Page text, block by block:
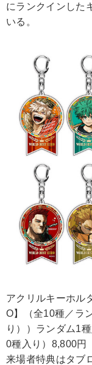
にランクインした
いる。
アクリルキーホル
O】（全10種／ラ
り））ランダム1
0種入り）8,800円
来場者特典はタブ